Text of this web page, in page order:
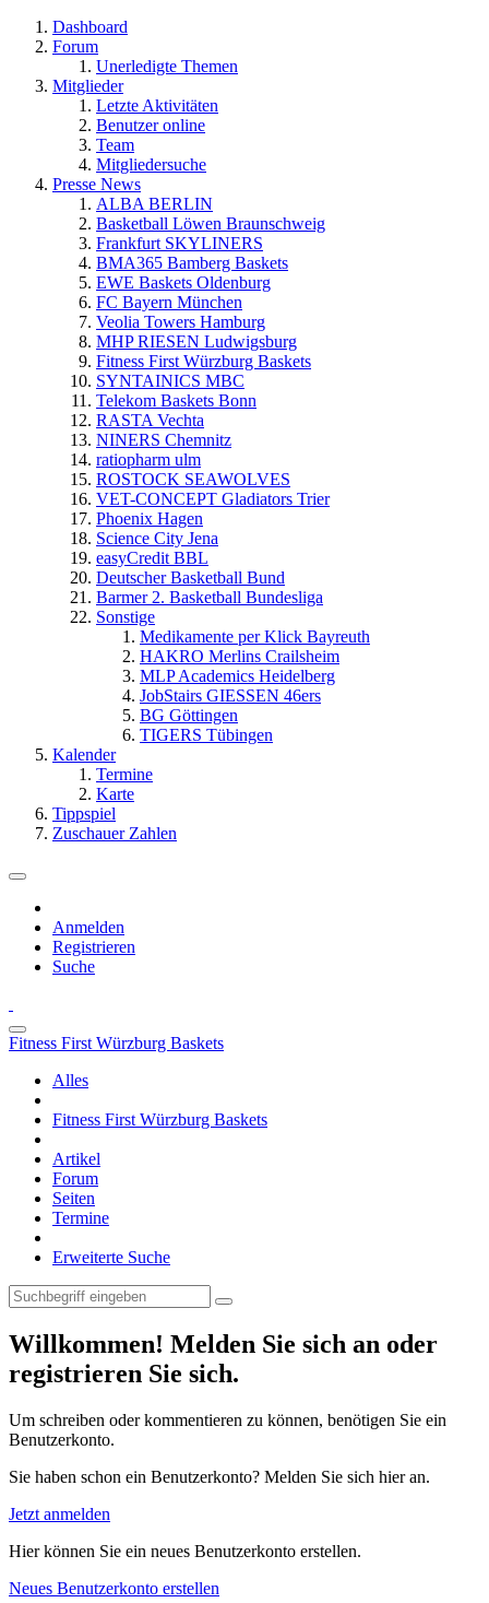
Dashboard
Forum
Unerledigte Themen
Mitglieder
Letzte Aktivitäten
Benutzer online
Team
Mitgliedersuche
Presse News
ALBA BERLIN
Basketball Löwen Braunschweig
Frankfurt SKYLINERS
BMA365 Bamberg Baskets
EWE Baskets Oldenburg
FC Bayern München
Veolia Towers Hamburg
MHP RIESEN Ludwigsburg
Fitness First Würzburg Baskets
SYNTAINICS MBC
Telekom Baskets Bonn
RASTA Vechta
NINERS Chemnitz
ratiopharm ulm
ROSTOCK SEAWOLVES
VET-CONCEPT Gladiators Trier
Phoenix Hagen
Science City Jena
easyCredit BBL
Deutscher Basketball Bund
Barmer 2. Basketball Bundesliga
Sonstige
Medikamente per Klick Bayreuth
HAKRO Merlins Crailsheim
MLP Academics Heidelberg
JobStairs GIESSEN 46ers
BG Göttingen
TIGERS Tübingen
Kalender
Termine
Karte
Tippspiel
Zuschauer Zahlen
Anmelden
Registrieren
Suche
Fitness First Würzburg Baskets
Alles
Fitness First Würzburg Baskets
Artikel
Forum
Seiten
Termine
Erweiterte Suche
Willkommen! Melden Sie sich an oder
registrieren Sie sich.
Um schreiben oder kommentieren zu können, benötigen Sie ein
Benutzerkonto.
Sie haben schon ein Benutzerkonto? Melden Sie sich hier an.
Jetzt anmelden
Hier können Sie ein neues Benutzerkonto erstellen.
Neues Benutzerkonto erstellen